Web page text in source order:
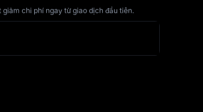
chi phí ngay từ giao dịch đầu tiên.